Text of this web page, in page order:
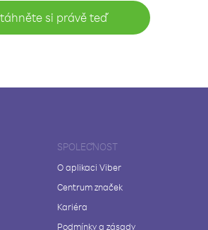
si právě teď
SPOLEČNOST
O aplikaci Viber
Centrum značek
Kariéra
Podmínky a zásady